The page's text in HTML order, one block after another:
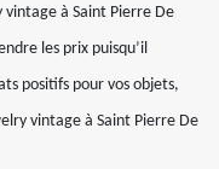
à Saint Pierre De
les prix puisqu’il
positifs pour vos objets,
vintage à Saint Pierre De